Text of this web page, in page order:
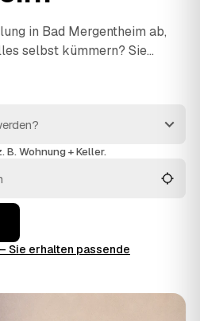
in Bad Mergentheim ab,
selbst kümmern? Sie
was weg soll – vom
Festpreisen. Sie
aus, der Rest passiert vor
Wohnung + Keller.
Sie erhalten passende